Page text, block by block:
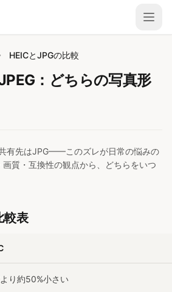
プ
メニ
HEICとJPGの比較
：どちらの写真形
有先はJPG——このズレが日常の悩みの
質・互換性の観点から、どちらをいつ
較表
り約50%小さい